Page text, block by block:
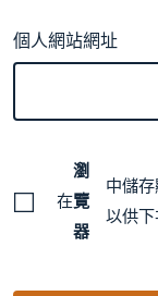
個人網站網址
在
瀏
覽
器
中儲
以供下